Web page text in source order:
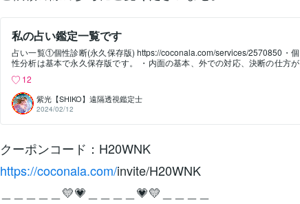
私の占い鑑定一覧です
占い一覧①個性診断(永久保存版) https://coconala.com/services/2570850・個
性分析は基本で永久保存版です。 ・内面の基本、外での対応、決断の仕方が
0・性格や全てわかります、好きなこと、嫌いなこと、誉め言葉、タブーなど
などです。 ③運氣カレンダー https://coconala.com/services/2613102◎運氣
運氣は12周期で巡って来ます。 12日に2日間空亡12ケ月に2ｹ月空亡 12年に2
年間空亡が来ます。 空亡(要注意日)とは ※空亡(ｸｳﾎﾞｳ)＝大殺界＝天中殺＝厄
＝八方塞がり＝運気が下がる時 ※空亡とは天が味方してくれない時です、病
吉気や生気が欠如している状態を指してこれにより、その場所や方位が運気
や繁栄に不利な影響を与えます。 ※八方塞がりは360度塞がっていますが、唯
一開いてるところがあります、それは「上」です、この上とは、魂の成長す
る時期の事です。 魂の成長は『 333文字の言霊 』をお勧めいたします。 ※空
亡から始めた転職、事業、恋愛、結婚、他の事もうまく行きませんのでご注
意ください。 ※大事な用事、契約、デートなどは日々のカレンダーの必ず良い
12
紫光【SHIKO】遠隔透視鑑定士
2024/02/12
クーポンコード：H20WNK
https://coconala.com/invite/H20WNK
＿＿＿＿＿💛💗＿＿＿＿💗💛＿＿＿＿